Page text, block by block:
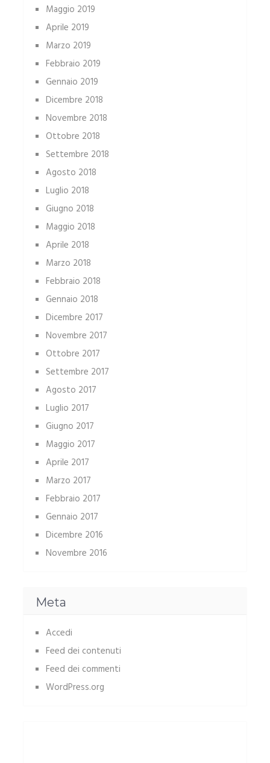
Maggio 2019
Aprile 2019
Marzo 2019
Febbraio 2019
Gennaio 2019
Dicembre 2018
Novembre 2018
Ottobre 2018
Settembre 2018
Agosto 2018
Luglio 2018
Giugno 2018
Maggio 2018
Aprile 2018
Marzo 2018
Febbraio 2018
Gennaio 2018
Dicembre 2017
Novembre 2017
Ottobre 2017
Settembre 2017
Agosto 2017
Luglio 2017
Giugno 2017
Maggio 2017
Aprile 2017
Marzo 2017
Febbraio 2017
Gennaio 2017
Dicembre 2016
Novembre 2016
Meta
Accedi
Feed dei contenuti
Feed dei commenti
WordPress.org